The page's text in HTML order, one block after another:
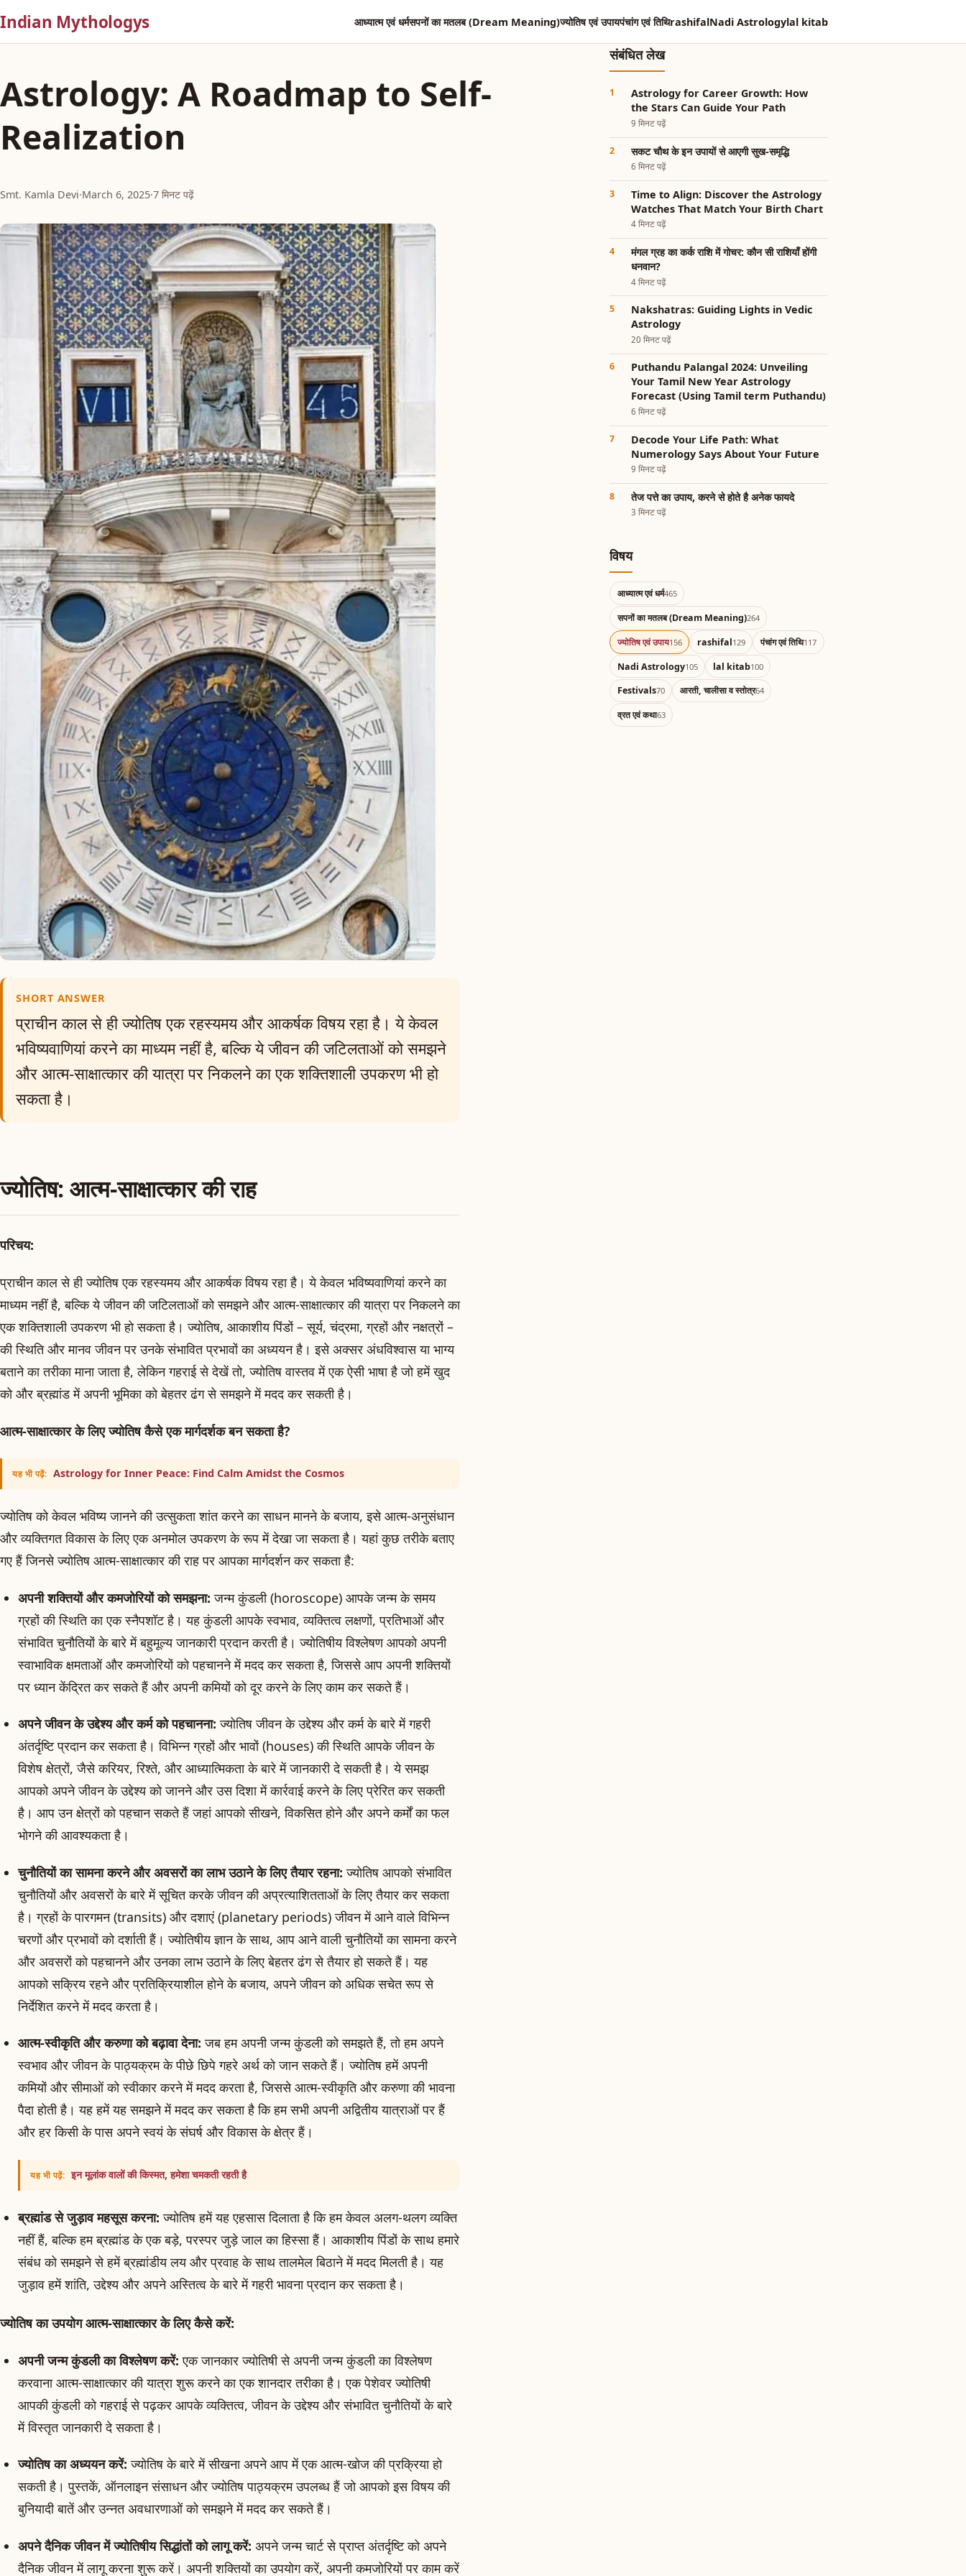
Indian Mythologys आध्यात्म एवं धर्मसपनों का मतलब (Dream Meaning)ज्योतिष एवं उपायपंचांग एवं तिथिrashifalNadi Astrologylal kitab
Astrology: A Roadmap to Self-
Realization
Smt. Kamla Devi·March 6, 2025·7 मिनट पढ़ें
SHORT ANSWER
प्राचीन काल से ही ज्योतिष एक रहस्यमय और आकर्षक विषय रहा है। ये केवल
भविष्यवाणियां करने का माध्यम नहीं है, बल्कि ये जीवन की जटिलताओं को समझने
और आत्म-साक्षात्कार की यात्रा पर निकलने का एक शक्तिशाली उपकरण भी हो
सकता है।
ज्योतिष: आत्म-साक्षात्कार की राह
परिचय:
प्राचीन काल से ही ज्योतिष एक रहस्यमय और आकर्षक विषय रहा है। ये केवल भविष्यवाणियां करने का
माध्यम नहीं है, बल्कि ये जीवन की जटिलताओं को समझने और आत्म-साक्षात्कार की यात्रा पर निकलने का
एक शक्तिशाली उपकरण भी हो सकता है। ज्योतिष, आकाशीय पिंडों – सूर्य, चंद्रमा, ग्रहों और नक्षत्रों –
की स्थिति और मानव जीवन पर उनके संभावित प्रभावों का अध्ययन है। इसे अक्सर अंधविश्वास या भाग्य
बताने का तरीका माना जाता है, लेकिन गहराई से देखें तो, ज्योतिष वास्तव में एक ऐसी भाषा है जो हमें खुद
को और ब्रह्मांड में अपनी भूमिका को बेहतर ढंग से समझने में मदद कर सकती है।
आत्म-साक्षात्कार के लिए ज्योतिष कैसे एक मार्गदर्शक बन सकता है?
यह भी पढ़ें: Astrology for Inner Peace: Find Calm Amidst the Cosmos
ज्योतिष को केवल भविष्य जानने की उत्सुकता शांत करने का साधन मानने के बजाय, इसे आत्म-अनुसंधान
और व्यक्तिगत विकास के लिए एक अनमोल उपकरण के रूप में देखा जा सकता है। यहां कुछ तरीके बताए
गए हैं जिनसे ज्योतिष आत्म-साक्षात्कार की राह पर आपका मार्गदर्शन कर सकता है:
अपनी शक्तियों और कमजोरियों को समझना: जन्म कुंडली (horoscope) आपके जन्म के समय
ग्रहों की स्थिति का एक स्नैपशॉट है। यह कुंडली आपके स्वभाव, व्यक्तित्व लक्षणों, प्रतिभाओं और
संभावित चुनौतियों के बारे में बहुमूल्य जानकारी प्रदान करती है। ज्योतिषीय विश्लेषण आपको अपनी
स्वाभाविक क्षमताओं और कमजोरियों को पहचानने में मदद कर सकता है, जिससे आप अपनी शक्तियों
पर ध्यान केंद्रित कर सकते हैं और अपनी कमियों को दूर करने के लिए काम कर सकते हैं।
अपने जीवन के उद्देश्य और कर्म को पहचानना: ज्योतिष जीवन के उद्देश्य और कर्म के बारे में गहरी
अंतर्दृष्टि प्रदान कर सकता है। विभिन्न ग्रहों और भावों (houses) की स्थिति आपके जीवन के
विशेष क्षेत्रों, जैसे करियर, रिश्ते, और आध्यात्मिकता के बारे में जानकारी दे सकती है। ये समझ
आपको अपने जीवन के उद्देश्य को जानने और उस दिशा में कार्रवाई करने के लिए प्रेरित कर सकती
है। आप उन क्षेत्रों को पहचान सकते हैं जहां आपको सीखने, विकसित होने और अपने कर्मों का फल
भोगने की आवश्यकता है।
चुनौतियों का सामना करने और अवसरों का लाभ उठाने के लिए तैयार रहना: ज्योतिष आपको संभावित
चुनौतियों और अवसरों के बारे में सूचित करके जीवन की अप्रत्याशितताओं के लिए तैयार कर सकता
है। ग्रहों के पारगमन (transits) और दशाएं (planetary periods) जीवन में आने वाले विभिन्न
चरणों और प्रभावों को दर्शाती हैं। ज्योतिषीय ज्ञान के साथ, आप आने वाली चुनौतियों का सामना करने
और अवसरों को पहचानने और उनका लाभ उठाने के लिए बेहतर ढंग से तैयार हो सकते हैं। यह
आपको सक्रिय रहने और प्रतिक्रियाशील होने के बजाय, अपने जीवन को अधिक सचेत रूप से
निर्देशित करने में मदद करता है।
आत्म-स्वीकृति और करुणा को बढ़ावा देना: जब हम अपनी जन्म कुंडली को समझते हैं, तो हम अपने
स्वभाव और जीवन के पाठ्यक्रम के पीछे छिपे गहरे अर्थ को जान सकते हैं। ज्योतिष हमें अपनी
कमियों और सीमाओं को स्वीकार करने में मदद करता है, जिससे आत्म-स्वीकृति और करुणा की भावना
पैदा होती है। यह हमें यह समझने में मदद कर सकता है कि हम सभी अपनी अद्वितीय यात्राओं पर हैं
और हर किसी के पास अपने स्वयं के संघर्ष और विकास के क्षेत्र हैं।
यह भी पढ़ें: इन मूलांक वालों की किस्मत, हमेशा चमकती रहती है
ब्रह्मांड से जुड़ाव महसूस करना: ज्योतिष हमें यह एहसास दिलाता है कि हम केवल अलग-थलग व्यक्ति
नहीं हैं, बल्कि हम ब्रह्मांड के एक बड़े, परस्पर जुड़े जाल का हिस्सा हैं। आकाशीय पिंडों के साथ हमारे
संबंध को समझने से हमें ब्रह्मांडीय लय और प्रवाह के साथ तालमेल बिठाने में मदद मिलती है। यह
जुड़ाव हमें शांति, उद्देश्य और अपने अस्तित्व के बारे में गहरी भावना प्रदान कर सकता है।
ज्योतिष का उपयोग आत्म-साक्षात्कार के लिए कैसे करें:
अपनी जन्म कुंडली का विश्लेषण करें: एक जानकार ज्योतिषी से अपनी जन्म कुंडली का विश्लेषण
करवाना आत्म-साक्षात्कार की यात्रा शुरू करने का एक शानदार तरीका है। एक पेशेवर ज्योतिषी
आपकी कुंडली को गहराई से पढ़कर आपके व्यक्तित्व, जीवन के उद्देश्य और संभावित चुनौतियों के बारे
में विस्तृत जानकारी दे सकता है।
ज्योतिष का अध्ययन करें: ज्योतिष के बारे में सीखना अपने आप में एक आत्म-खोज की प्रक्रिया हो
सकती है। पुस्तकें, ऑनलाइन संसाधन और ज्योतिष पाठ्यक्रम उपलब्ध हैं जो आपको इस विषय की
बुनियादी बातें और उन्नत अवधारणाओं को समझने में मदद कर सकते हैं।
अपने दैनिक जीवन में ज्योतिषीय सिद्धांतों को लागू करें: अपने जन्म चार्ट से प्राप्त अंतर्दृष्टि को अपने
दैनिक जीवन में लागू करना शुरू करें। अपनी शक्तियों का उपयोग करें, अपनी कमजोरियों पर काम करें
संबंधित लेख
Astrology for Career Growth: How
the Stars Can Guide Your Path
9 मिनट पढ़ें
सकट चौथ के इन उपायों से आएगी सुख-समृद्धि
6 मिनट पढ़ें
Time to Align: Discover the Astrology
Watches That Match Your Birth Chart
4 मिनट पढ़ें
मंगल ग्रह का कर्क राशि में गोचर: कौन सी राशियाँ होंगी
धनवान?
4 मिनट पढ़ें
Nakshatras: Guiding Lights in Vedic
Astrology
20 मिनट पढ़ें
Puthandu Palangal 2024: Unveiling
Your Tamil New Year Astrology
Forecast (Using Tamil term Puthandu)
6 मिनट पढ़ें
Decode Your Life Path: What
Numerology Says About Your Future
9 मिनट पढ़ें
तेज पत्ते का उपाय, करने से होते है अनेक फायदे
3 मिनट पढ़ें
विषय
आध्यात्म एवं धर्म465
सपनों का मतलब (Dream Meaning)264
ज्योतिष एवं उपाय156 rashifal129 पंचांग एवं तिथि117
Nadi Astrology105 lal kitab100
Festivals70 आरती, चालीसा व स्तोत्र64
व्रत एवं कथा63